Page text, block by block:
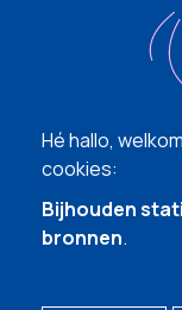
Hé hallo,
cookies:
Bijhouden
bronnen.